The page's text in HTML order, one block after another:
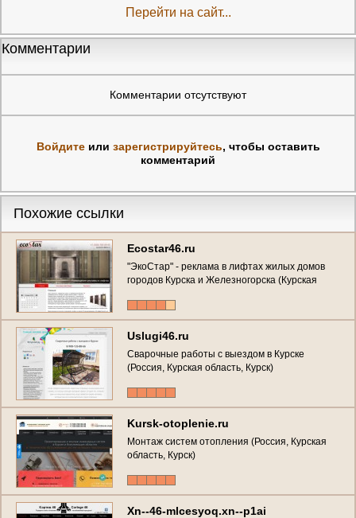
Перейти на сайт...
Комментарии
Комментарии отсутствуют
Войдитеили зарегистрируйтесь, чтобы оставить
комментарий
Похожие ссылки
Ecostar46.ru
"ЭкоСтар" - реклама в лифтах жилых домов
городов Курска и Железногорска (Курская
Uslugi46.ru
Сварочные работы с выездом в Курске
(Россия, Курская область, Курск)
Kursk-otoplenie.ru
Монтаж систем отопления (Россия, Курская
область, Курск)
Xn--46-mlcesyoq.xn--p1ai